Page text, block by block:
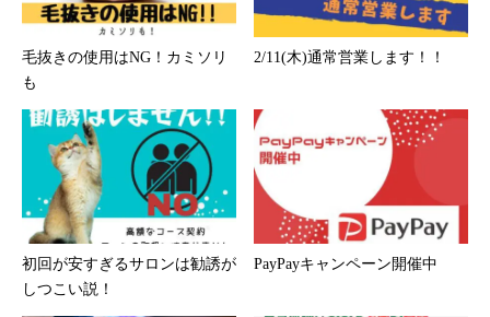
毛抜きの使用はNG！カミソリ
も
2/11(木)通常営業します！！
初回が安すぎるサロンは勧誘が
しつこい説！
PayPayキャンペーン開催中